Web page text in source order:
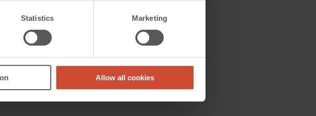
Statistics Marketing
Allow all cookies
riktig.
de fordi løsningene våre er
brukernes opplevelse av